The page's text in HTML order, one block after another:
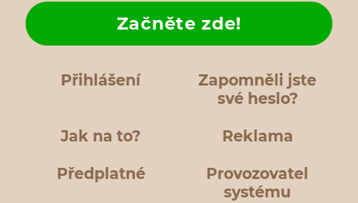
Přihlášení
Zapomněli jste
své heslo?
Jak na to?
Začněte zde!
Reklama
Předplatné
Provozovatel
systému